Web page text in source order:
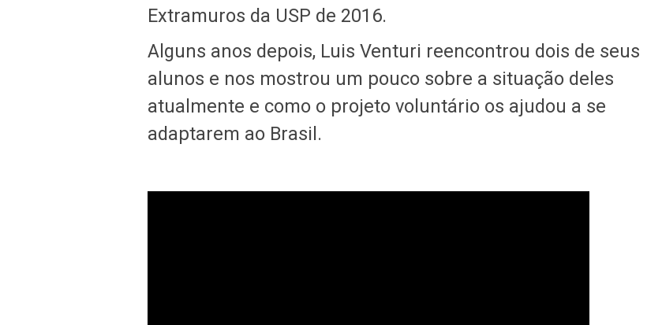
Extramuros da USP de 2016.
Alguns anos depois, Luis Venturi reencontrou dois de seus
alunos e nos mostrou um pouco sobre a situação deles
atualmente e como o projeto voluntário os ajudou a se
adaptarem ao Brasil.